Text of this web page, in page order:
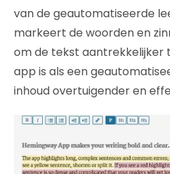
van de geautomatiseerde
markeert de woorden en
om de tekst aantrekkelijker
app is als een
inhoud overtuigender en